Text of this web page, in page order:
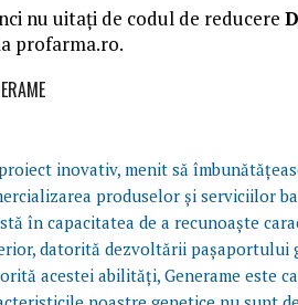
nu uitați de codul de reducere
profarma.ro.
inovativ, menit să
produselor și serviciilor
în capacitatea de a recunoaște
datorită dezvoltării pașaportului
acestei abilități, Generame este